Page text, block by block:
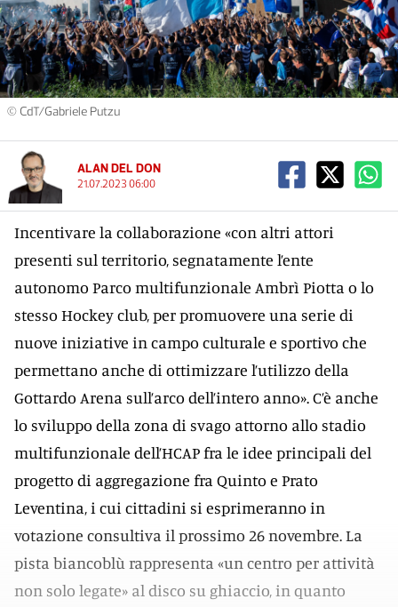
© CdT/Gabriele Putzu
ALAN DEL DON
21.07.2023 06:00
Incentivare la collaborazione «con altri attori
presenti sul territorio, segnatamente l’ente
autonomo Parco multifunzionale Ambrì Piotta o lo
stesso Hockey club, per promuovere una serie di
nuove iniziative in campo culturale e sportivo che
permettano anche di ottimizzare l’utilizzo della
Gottardo Arena sull’arco dell’intero anno». C’è anche
lo sviluppo della zona di svago attorno allo stadio
multifunzionale dell’HCAP fra le idee principali del
progetto di aggregazione fra Quinto e Prato
Leventina, i cui cittadini si esprimeranno in
votazione consultiva il prossimo 26 novembre. La
pista biancoblù rappresenta «un centro per attività
non solo legate» al disco su ghiaccio, in quanto